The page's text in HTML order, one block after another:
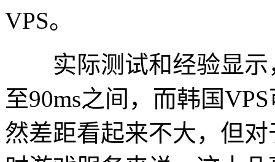
VPS。
实际测试和经验显示
至90ms之间，而韩国
然差距看起来不大，但